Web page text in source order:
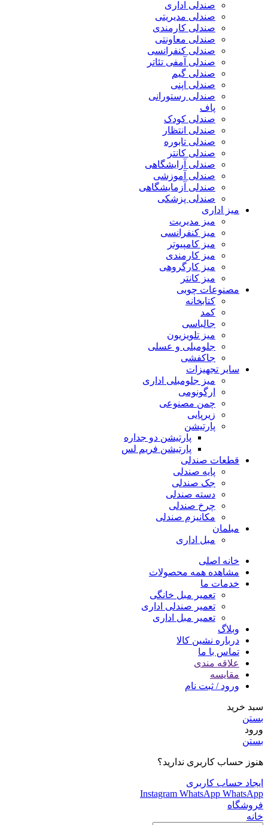
صندلی اداری
صندلی مدیریتی
صندلی کارمندی
صندلی معاونتی
صندلی کنفرانسی
صندلی آمفی تئاتر
صندلی گیم
صندلی اپنی
صندلی رستورانی
پاف
صندلی کودک
صندلی انتظار
صندلی تابوره
صندلی کانتر
صندلی آرایشگاهی
صندلی آموزشی
صندلی آزمایشگاهی
صندلی پزشکی
میز اداری
میز مدیریت
میز کنفرانسی
میز کامپیوتر
میز کارمندی
میز کارگروهی
میز کانتر
مصنوعات چوبی
کتابخانه
کمد
جالباسی
میز تلویزیون
جلومبلی و عسلی
جاکفشی
سایر تجهیزات
میز جلومبلی اداری
ارگونومی
چمن مصنوعی
زیرپایی
پارتیشن
پارتیشن دو جداره
پارتیشن فریم لس
قطعات صندلی
پایه صندلی
جک صندلی
دسته صندلی
چرخ صندلی
مکانیزم صندلی
مبلمان
مبل اداری
خانه اصلی
مشاهده همه محصولات
خدمات ما
تعمیر مبل خانگی
تعمیر صندلی اداری
تعمیر مبل اداری
وبلاگ
درباره نشین کالا
تماس با ما
علاقه مندی
مقایسه
ورود / ثبت نام
سبد خرید
بستن
ورود
بستن
هنوز حساب کاربری ندارید؟
ایجاد حساب کاربری
Instagram WhatsApp WhatsApp
فروشگاه
خانه